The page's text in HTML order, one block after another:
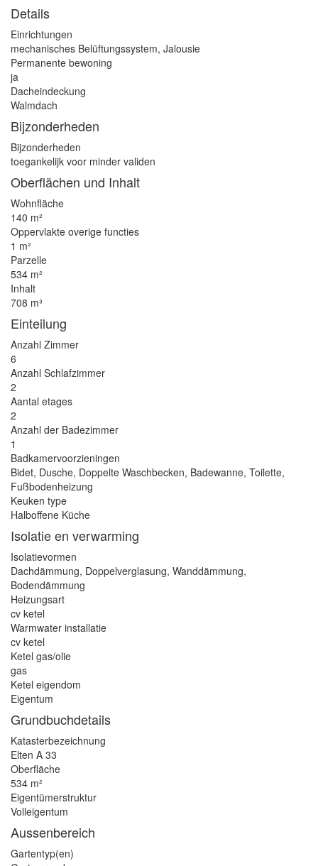
Details
Einrichtungen
mechanisches Belüftungssystem, Jalousie
Permanente bewoning
ja
Dacheindeckung
Walmdach
Bijzonderheden
Bijzonderheden
toegankelijk voor minder validen
Oberflächen und Inhalt
Wohnfläche
140 m²
Oppervlakte overige functies
1 m²
Parzelle
534 m²
Inhalt
708 m³
Einteilung
Anzahl Zimmer
6
Anzahl Schlafzimmer
2
Aantal etages
2
Anzahl der Badezimmer
1
Badkamervoorzieningen
Bidet, Dusche, Doppelte Waschbecken, Badewanne, Toilette,
Fußbodenheizung
Keuken type
Halboffene Küche
Isolatie en verwarming
Isolatievormen
Dachdämmung, Doppelverglasung, Wanddämmung,
Bodendämmung
Heizungsart
cv ketel
Warmwater installatie
cv ketel
Ketel gas/olie
gas
Ketel eigendom
Eigentum
Grundbuchdetails
Katasterbezeichnung
Elten A 33
Oberfläche
534 m²
Eigentümerstruktur
Volleigentum
Aussenbereich
Gartentyp(en)